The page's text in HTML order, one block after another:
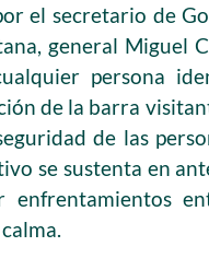
el secretario de
general Miguel
persona
de la barra
de las
se sustenta en